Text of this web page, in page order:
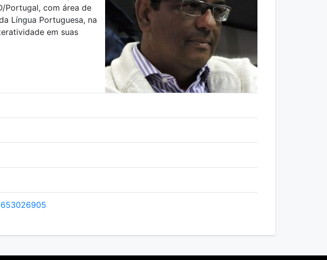
Portugal, com área de
Língua Portuguesa, na
em suas